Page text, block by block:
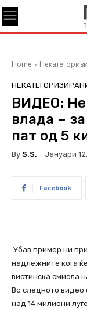
Home
ВИДЕО:
влада –
пат од 5
By S.s. Јануари
Facebook
Убав пример ни
надлежните кога
вистинска смисла
Во следното видео
над 14 милиони